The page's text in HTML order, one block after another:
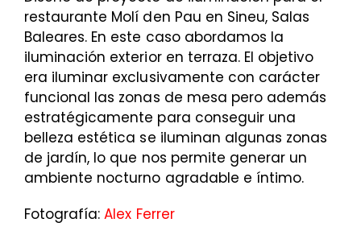
restaurante Molí den Pau en Sineu, Salas
Baleares. En este caso abordamos la
iluminación exterior en terraza. El objetivo
era iluminar exclusivamente con carácter
funcional las zonas de mesa pero además
estratégicamente para conseguir una
belleza estética se iluminan algunas zonas
de jardín, lo que nos permite generar un
ambiente nocturno agradable e íntimo.
Fotografía:Alex Ferrer